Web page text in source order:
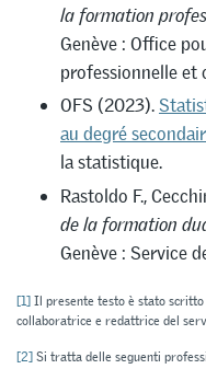
la formation
Genève : Office
professionnelle et
OFS (2023).
au degré
la statistique.
Rastoldo F.,
de la formation
Genève : Service
[1]Il presente testo è stato
collaboratrice e redattrice del
[2]Si tratta delle seguenti